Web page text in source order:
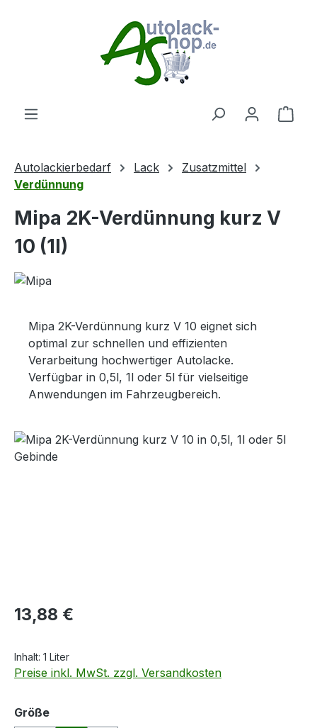
Autolackierbedarf Lack
Zusatzmittel
Verdünnung
Mipa 2K-Verdünnung kurz V
10 (1l)
Mipa 2K-Verdünnung kurz V 10 eignet sich
optimal zur schnellen und effizienten
Verarbeitung hochwertiger Autolacke.
Verfügbar in 0,5l, 1l oder 5l für vielseitige
Anwendungen im Fahrzeugbereich.
Bildergalerie überspringen
Regulärer Preis:
13,88 €
Inhalt: 1 Liter
Preise inkl. MwSt. zzgl. Versandkosten
Größeauswählen